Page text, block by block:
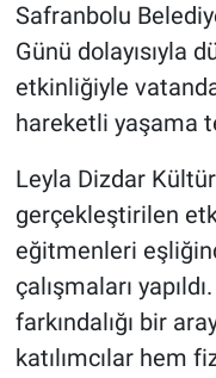
Safranbolu
Günü dolayısıyla
etkinliğiyle
hareketli yaşama
Leyla Dizdar
gerçekleştirilen
eğitmenleri
çalışmaları
farkındalığı bir
katılımcılar hem